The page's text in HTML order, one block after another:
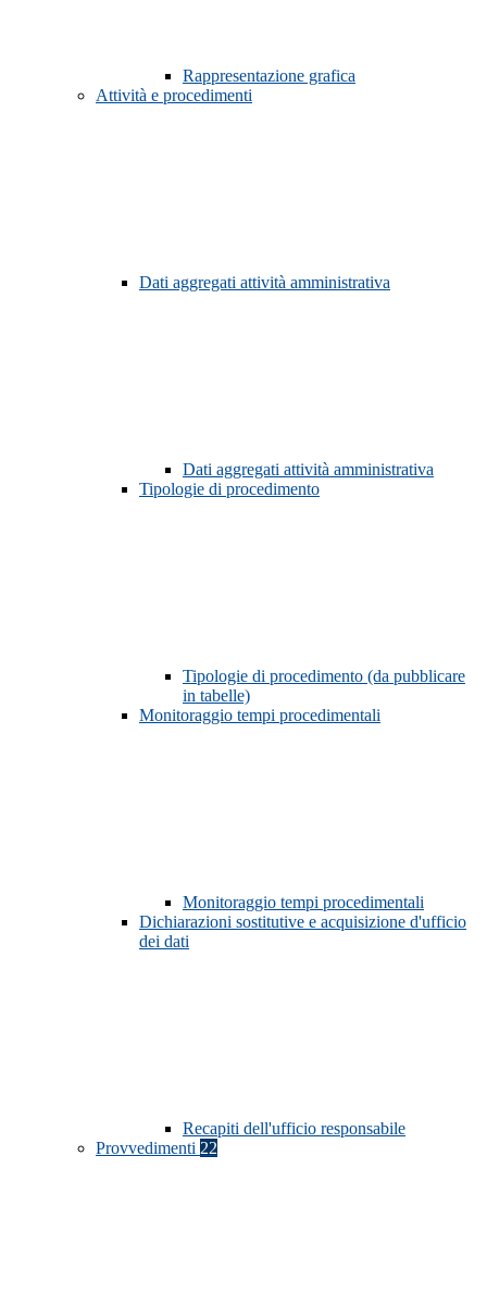
Rappresentazione grafica
Attività e procedimenti
Dati aggregati attività amministrativa
Dati aggregati attività amministrativa
Tipologie di procedimento
Tipologie di procedimento (da pubblicare
in tabelle)
Monitoraggio tempi procedimentali
Monitoraggio tempi procedimentali
Dichiarazioni sostitutive e acquisizione d'ufficio
dei dati
Recapiti dell'ufficio responsabile
Provvedimenti 22